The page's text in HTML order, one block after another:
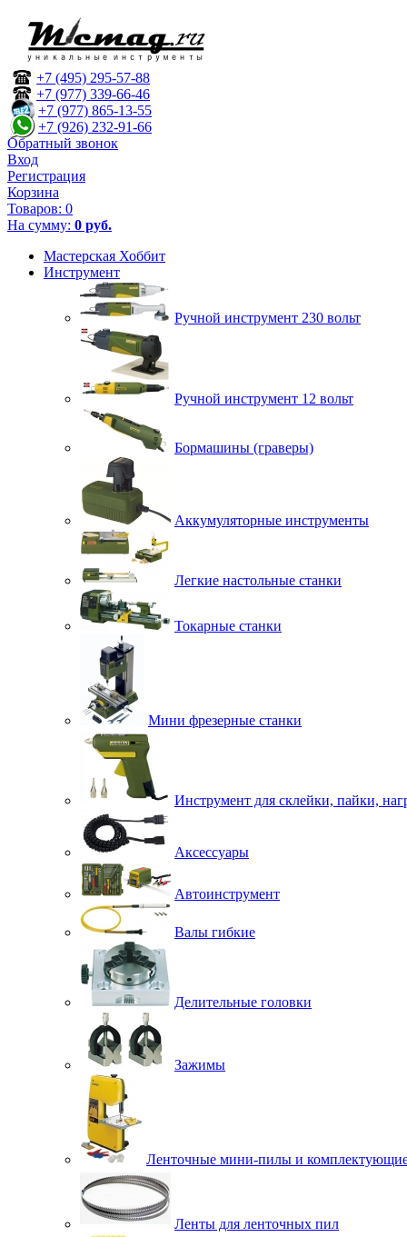
+7 (495) 295-57-88
+7 (977) 339-66-46
+7 (977) 865-13-55
+7 (926) 232-91-66
Обратный звонок
Вход
Регистрация
Корзина
Товаров: 0
На сумму: 0 руб.
Мастерская Хоббит
Инструмент
Ручной инструмент 230 вольт
Ручной инструмент 12 вольт
Бормашины (граверы)
Аккумуляторные инструменты
Легкие настольные станки
Токарные станки
Мини фрезерные станки
Инструмент для склейки, пайки,
Аксессуары
Автоинструмент
Валы гибкие
Делительные головки
Зажимы
Ленточные мини-пилы и
Ленты для ленточных пил